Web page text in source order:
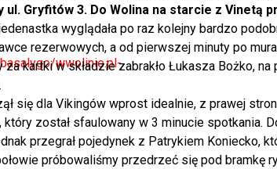
wwolinie.pl-
ul. Gryfitów 3. Do Wolina na starcie z Vinetą
wyglądała po raz kolejny bardzo
rezerwowych, a od pierwszej minuty po
za kartki w składzie zabrakło Łukasza Bożko,
się dla Vikingów wprost idealnie, z prawej
został sfaulowany w 3 minucie spotkania.
przegrał pojedynek z Patrykiem Koniecko,
próbowaliśmy przedrzeć się pod bramkę